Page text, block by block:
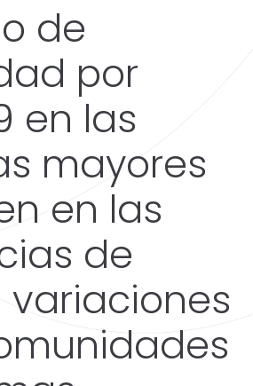
de
por
en las
mayores
en las
de
variaciones